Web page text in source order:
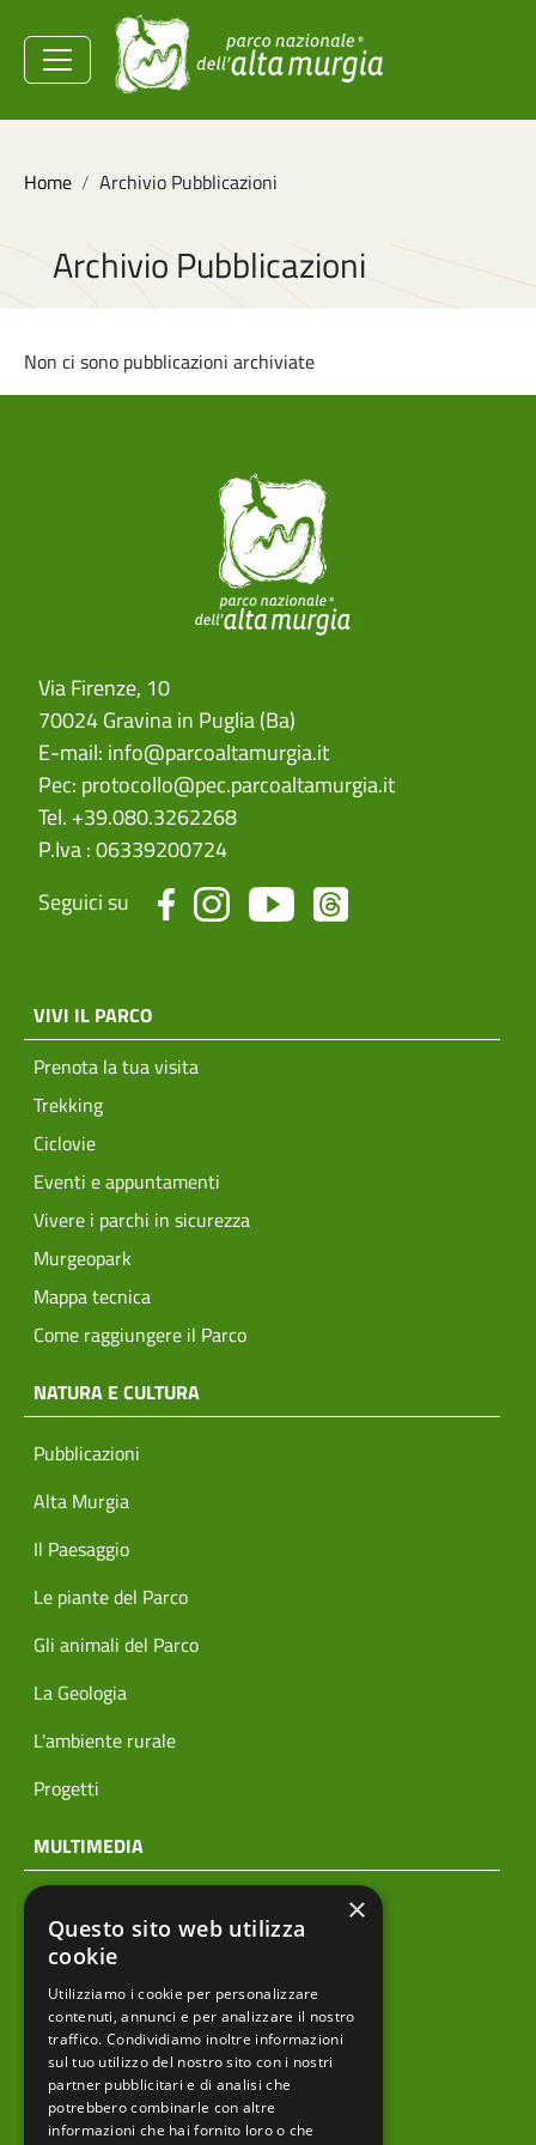
Salta al contenuto principale
della Sicurezza
Energetica
Home
Archivio Pubblicazioni
Archivio Pubblicazioni
Non ci sono pubblicazioni archiviate
Via Firenze, 10
70024 Gravina in Puglia (Ba)
E-mail: info@parcoaltamurgia.it
Pec: protocollo@pec.parcoaltamurgia.it
Tel. +39.080.3262268
P.Iva : 06339200724
Seguici su
menu top footer
VIVI IL PARCO
Prenota la tua visita
Trekking
Ciclovie
Eventi e appuntamenti
Vivere i parchi in sicurezza
Murgeopark
Mappa tecnica
Come raggiungere il Parco
NATURA E CULTURA
Pubblicazioni
Alta Murgia
Il Paesaggio
Le piante del Parco
Gli animali del Parco
La Geologia
L'ambiente rurale
Progetti
MULTIMEDIA
Archivio news
Prodotti editoriali
menu footer
Ente
×
Questo sito web utilizza
cookie
Utilizziamo i cookie per personalizzare
contenuti, annunci e per analizzare il nostro
traffico. Condividiamo inoltre informazioni
sul tuo utilizzo del nostro sito con i nostri
partner pubblicitari e di analisi che
potrebbero combinarle con altre
informazioni che hai fornito loro o che